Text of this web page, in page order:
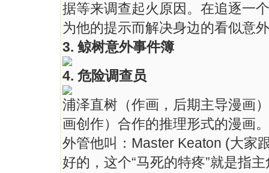
据等来调查起火原因。在追逐一
为他的提示而解决身边的看似意
3. 鲸树意外事件簿
4. 危险调查员
浦泽直树（作画，后期主导漫画
画创作）合作的推理形式的漫画
外管他叫：Master Keaton (大家
好的，这个“马死的特疼”就是指